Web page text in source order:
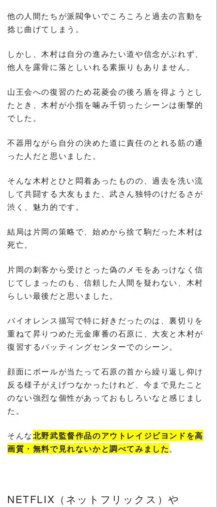
他の人間たちが派閥争いでころころと過去の言動を
捻じ曲げてしまう。
しかし、木村は自分の進みたい道や信念がぶれず、
他人を露骨に落としいれる素振りもありません。
山王会への復習のため花菱会の後ろ盾を得ようとし
たとき、木村が小指を噛み千切ったシーンは衝撃的
でした。
不器用ながら自分の決めた道に責任のとれる筋の通
った人だと思いました。
そんな木村とひと悶着あったものの、過去を洗い流
して共闘する大友もまた、武さん独特のけだるさが
渋く、魅力的です。
結局は片岡の策略で、始めから捨て駒だった木村は
死亡。
片岡の刺客から受けとった偽のメモをあっけなく信
じてしまったのも、信頼した人間を疑わない、木村
らしい最後だと思いました。
バイオレンス描写で特に好きだったのは、裏切りを
重ねて昇りつめた元金庫番の石原に、大友と木村が
復習するバッティングセンターでのシーン。
顔面にボールが当たって石原の首から繰り返し仰け
反る様子がえげつなかったけれど、今まで見たこと
のない強烈な個性があっておもしろいなと感じまし
た。
そんな北野武監督作品のアウトレイジビヨンドを高
画質・無料で見れないかと調べてみました。
NETFLIX（ネットフリックス）や